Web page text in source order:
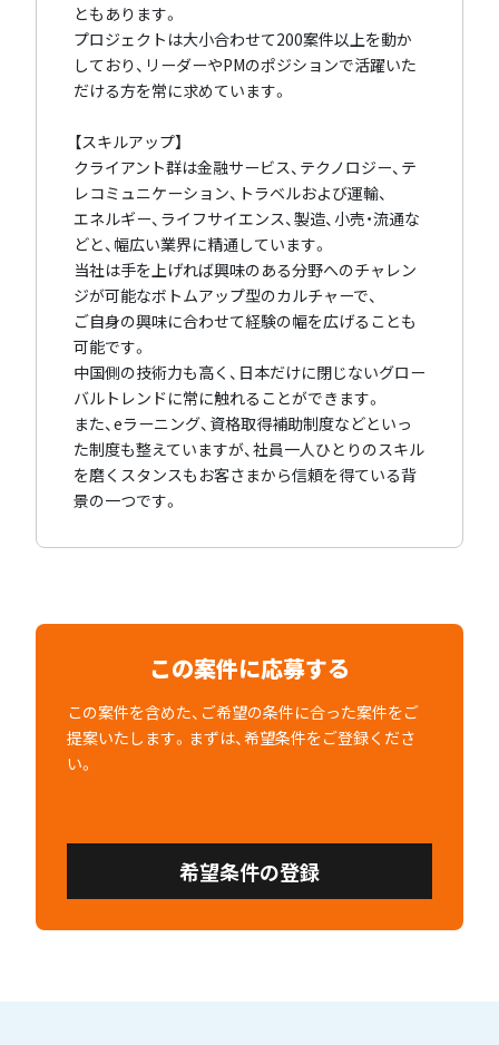
ともあります。
プロジェクトは大小合わせて200案件以上を動か
しており、リーダーやPMのポジションで活躍いた
だける方を常に求めています。
【スキルアップ】
クライアント群は金融サービス、テクノロジー、テ
レコミュニケーション、トラベルおよび運輸、
エネルギー、ライフサイエンス、製造、小売・流通な
どと、幅広い業界に精通しています。
当社は手を上げれば興味のある分野へのチャレン
ジが可能なボトムアップ型のカルチャーで、
ご自身の興味に合わせて経験の幅を広げることも
可能です。
中国側の技術力も高く、日本だけに閉じないグロー
バルトレンドに常に触れることができます。
また、eラーニング、資格取得補助制度などといっ
た制度も整えていますが、社員一人ひとりのスキル
を磨くスタンスもお客さまから信頼を得ている背
景の一つです。
この案件に応募する
この案件を含めた、ご希望の条件に合った案件をご
提案いたします。まずは、希望条件をご登録くださ
い。
希望条件の登録